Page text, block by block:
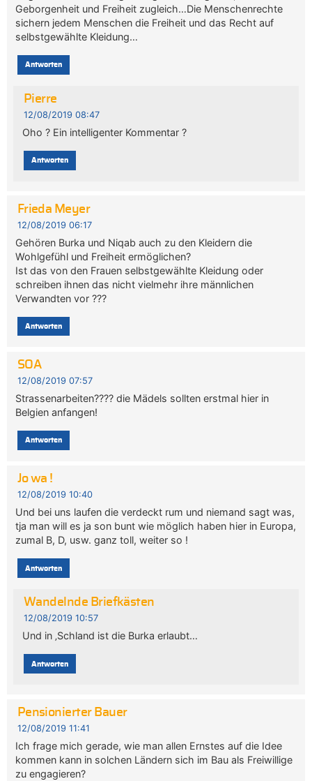
Geborgenheit und Freiheit zugleich…Die Menschenrechte
sichern jedem Menschen die Freiheit und das Recht auf
selbstgewählte Kleidung…
Antworten
Pierre
12/08/2019 08:47
Oho ? Ein intelligenter Kommentar ?
Antworten
Frieda Meyer
12/08/2019 06:17
Gehören Burka und Niqab auch zu den Kleidern die
Wohlgefühl und Freiheit ermöglichen?
Ist das von den Frauen selbstgewählte Kleidung oder
schreiben ihnen das nicht vielmehr ihre männlichen
Verwandten vor ???
Antworten
SOA
12/08/2019 07:57
Strassenarbeiten???? die Mädels sollten erstmal hier in
Belgien anfangen!
Antworten
Jo wa !
12/08/2019 10:40
Und bei uns laufen die verdeckt rum und niemand sagt was,
tja man will es ja son bunt wie möglich haben hier in Europa,
zumal B, D, usw. ganz toll, weiter so !
Antworten
Wandelnde Briefkästen
12/08/2019 10:57
Und in ‚Schland ist die Burka erlaubt…
Antworten
Pensionierter Bauer
12/08/2019 11:41
Ich frage mich gerade, wie man allen Ernstes auf die Idee
kommen kann in solchen Ländern sich im Bau als Freiwillige
zu engagieren?